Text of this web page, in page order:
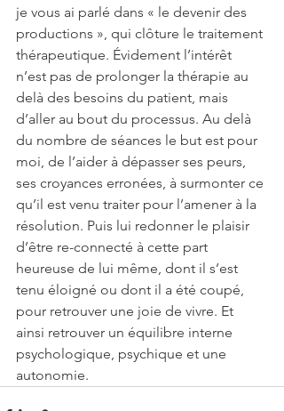
je vous ai parlé dans « le devenir des
productions », qui clôture le traitement
thérapeutique. Évidement l’intérêt
n’est pas de prolonger la thérapie au
delà des besoins du patient, mais
d’aller au bout du processus. Au delà
du nombre de séances le but est pour
moi, de l’aider à dépasser ses peurs,
ses croyances erronées, à surmonter ce
qu’il est venu traiter pour l’amener à la
résolution. Puis lui redonner le plaisir
d’être re-connecté à cette part
heureuse de lui même, dont il s’est
tenu éloigné ou dont il a été coupé,
pour retrouver une joie de vivre. Et
ainsi retrouver un équilibre interne
psychologique, psychique et une
autonomie.